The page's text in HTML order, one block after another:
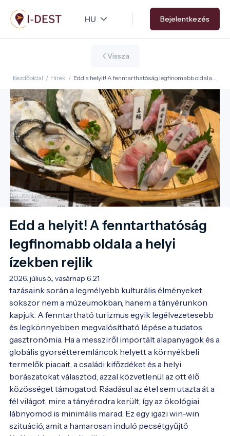
Ugrás
a
tartalomra
Bejelentkezés
Vissza
Kezdőoldal / Hírek / Edd a helyit! A fenntarthatóság legfinomabb oldala a
helyi ízekben rejlik
Edd a helyit! A fenntarthatóság
legfinomabb oldala a helyi
ízekben rejlik
2026. július 5., vasárnap 6:21
tazásaink során a legmélyebb kulturális élményeket
sokszor nem a múzeumokban, hanem a tányérunkon
kapjuk. A fenntartható turizmus egyik legélvezetesebb
és legkönnyebben megvalósítható lépése a tudatos
gasztronómia. Ha a messziről importált alapanyagok és a
globális gyorsétteremláncok helyett a környékbeli
termelők piacait, a családi kifőzdéket és a helyi
borászatokat választod, azzal közvetlenül az ott élő
közösséget támogatod. Ráadásul az étel sem utazta át a
fél világot, mire a tányérodra került, így az ökológiai
lábnyomod is minimális marad. Ez egy igazi win-win
szituáció, amit a hamarosan induló pecsétgyűjtő